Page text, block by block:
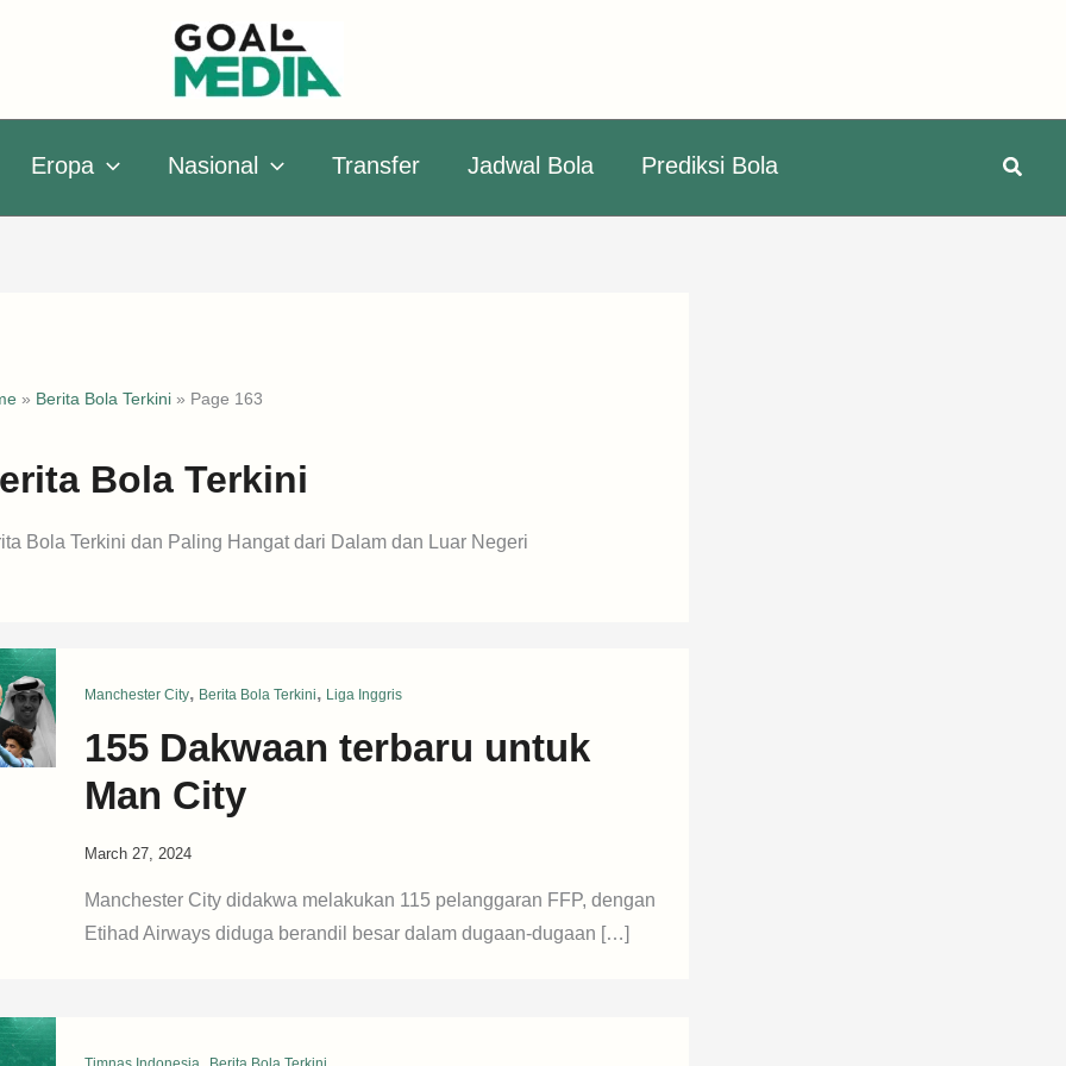
Eropa Nasional Transfer Jadwal Bola Prediksi Bola
» Berita Bola Terkini» Page 163
Bola Terkini
Bola Terkini dan Paling Hangat dari Dalam dan Luar Negeri
Manchester City, Berita Bola Terkini, Liga Inggris
155 Dakwaan terbaru untuk
Man City
March 27, 2024
Manchester City didakwa melakukan 115 pelanggaran FFP, dengan
Etihad Airways diduga berandil besar dalam dugaan-dugaan […]